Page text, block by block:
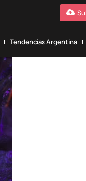
Tendencias Argentina